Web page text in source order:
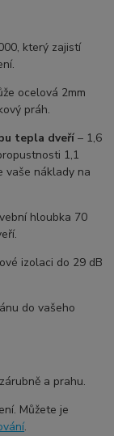
který zajistí
ocelová 2mm
práh.
tepla dveří –⁠ 1,6
1,1
vaše náklady na
hloubka 70
izolaci do 29 dB
do vašeho
a prahu.
Můžete je
.